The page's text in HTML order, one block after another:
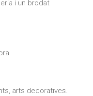
i un brodat
arts decoratives.